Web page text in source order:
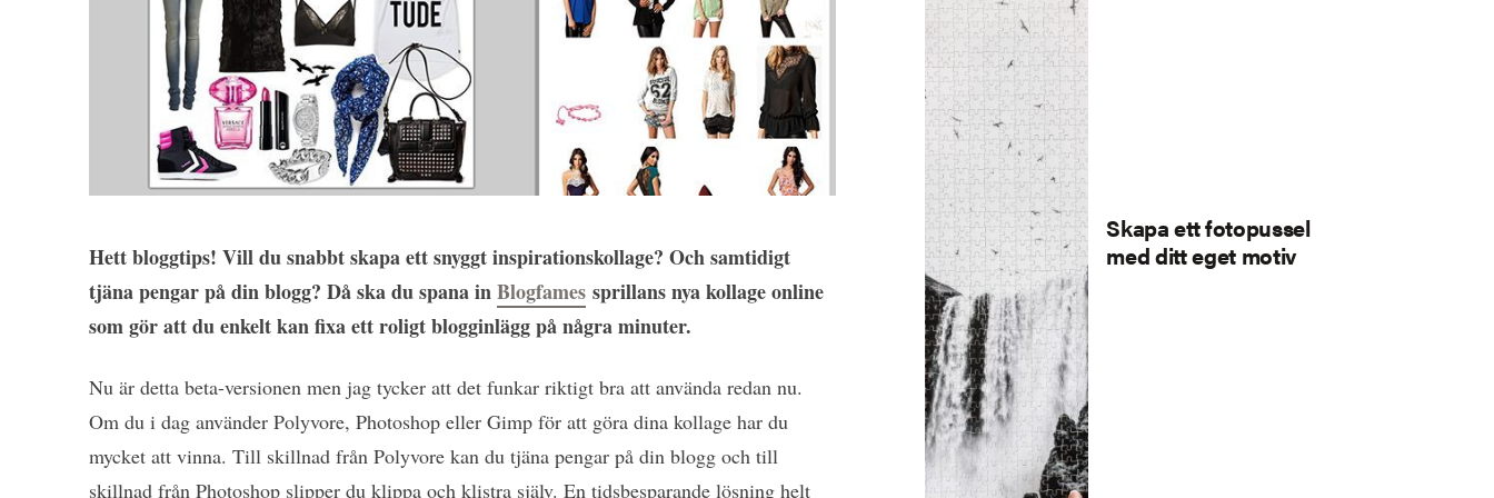
Hett bloggtips! Vill du snabbt skapa ett snyggt inspirationskollage? Och samtidigt
tjäna pengar på din blogg? Då ska du spana inBlogfames sprillans nya kollage online
som gör att du enkelt kan fixa ett roligt blogginlägg på några minuter.
Nu är detta beta-versionen men jag tycker att det funkar riktigt bra att använda redan nu.
Om du i dag använder Polyvore, Photoshop eller Gimp för att göra dina kollage har du
mycket att vinna. Till skillnad från Polyvore kan du tjäna pengar på din blogg och till
skillnad från Photoshop slipper du klippa och klistra själv. En tidsbesparande lösning helt
Skapa ett fotopussel
med ditt eget motiv